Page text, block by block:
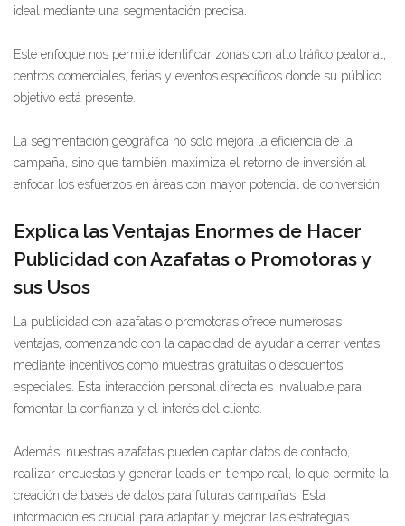
ideal mediante una segmentación precisa.
Este enfoque nos permite identificar zonas con alto tráfico peatonal,
centros comerciales, ferias y eventos específicos donde su público
objetivo está presente.
La segmentación geográfica no solo mejora la eficiencia de la
campaña, sino que también maximiza el retorno de inversión al
enfocar los esfuerzos en áreas con mayor potencial de conversión.
Explica las Ventajas Enormes de Hacer
Publicidad con Azafatas o Promotoras y
sus Usos
La publicidad con azafatas o promotoras ofrece numerosas
ventajas, comenzando con la capacidad de ayudar a cerrar ventas
mediante incentivos como muestras gratuitas o descuentos
especiales. Esta interacción personal directa es invaluable para
fomentar la confianza y el interés del cliente.
Además, nuestras azafatas pueden captar datos de contacto,
realizar encuestas y generar leads en tiempo real, lo que permite la
creación de bases de datos para futuras campañas. Esta
información es crucial para adaptar y mejorar las estrategias